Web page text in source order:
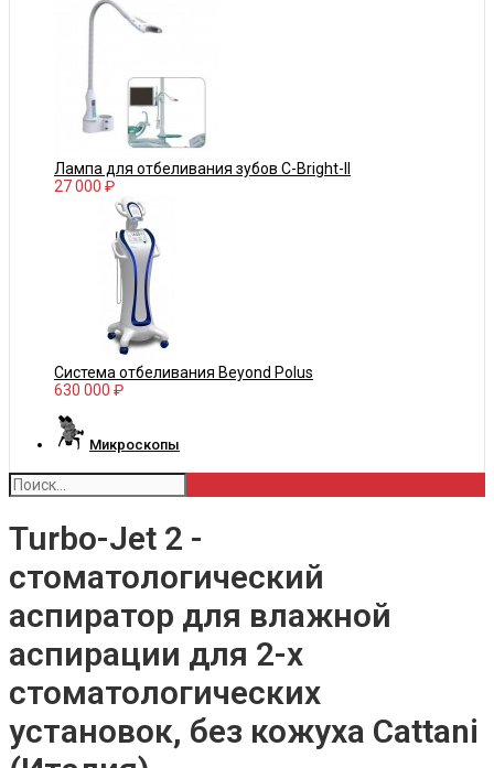
Лампа для отбеливания зубов С-Bright-II
27 000 ₽
Система отбеливания Beyond Polus
630 000 ₽
Микроскопы
Turbo-Jet 2 -
стоматологический
аспиратор для влажной
аспирации для 2-х
стоматологических
установок, без кожуха Cattani